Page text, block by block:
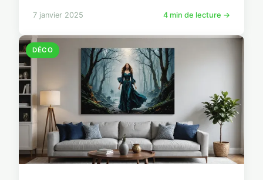
7 janvier 2025 4 min de lecture →
DÉCO